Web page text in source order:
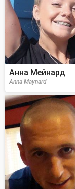
Анна Мейнард
Anna Maynard